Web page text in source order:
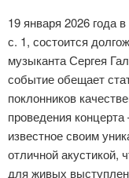
19 января 2026 года
с. 1, состоится
музыканта Сергея
событие обещает
поклонников
проведения
известное своим
отличной акустикой,
для живых